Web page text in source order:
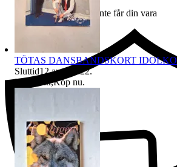
Ersättning om du inte får din vara
TÖTAS DANSBANDSKORT
Sluttid12 aug 22:22.
Pris:
19 kr,Köp nu.